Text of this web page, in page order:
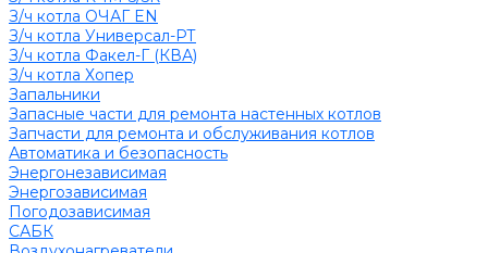
З/ч котла ОЧАГ EN
З/ч котла Универсал-РТ
З/ч котла Факел-Г (КВА)
З/ч котла Хопер
Запальники
Запасные части для ремонта настенных котлов
Запчасти для ремонта и обслуживания котлов
Автоматика и безопасность
Энергонезависимая
Энергозависимая
Погодозависимая
САБК